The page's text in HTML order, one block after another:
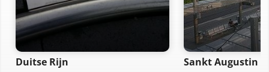
Duitse Rijn Sankt Augustin